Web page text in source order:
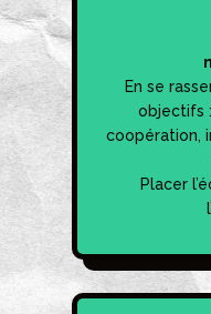
En se
objectifs
coopération,
Placer